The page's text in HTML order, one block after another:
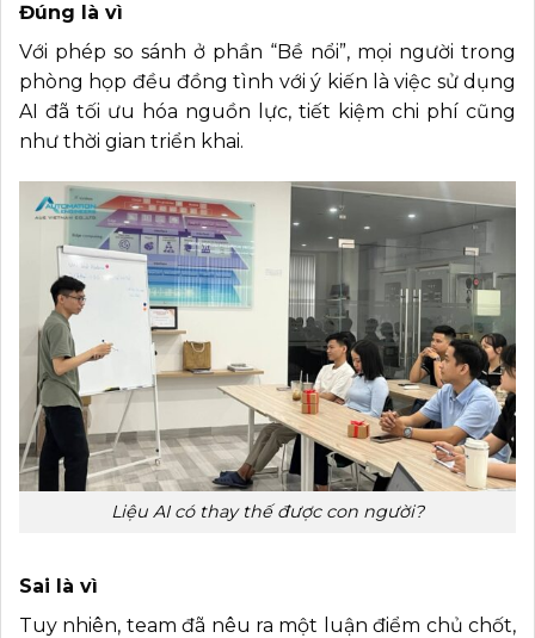
Đúng là vì
Với phép so sánh ở phần “Bề nổi”, mọi người trong
phòng họp đều đồng tình với ý kiến là việc sử dụng
AI đã tối ưu hóa nguồn lực, tiết kiệm chi phí cũng
như thời gian triển khai.
Liệu AI có thay thế được con người?
Sai là vì
Tuy nhiên, team đã nêu ra một luận điểm chủ chốt,